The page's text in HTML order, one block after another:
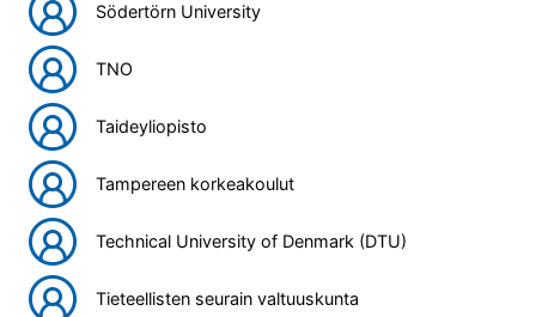
Södertörn University
TNO
Taideyliopisto
Tampereen korkeakoulut
Technical University of Denmark (DTU)
Tieteellisten seurain valtuuskunta